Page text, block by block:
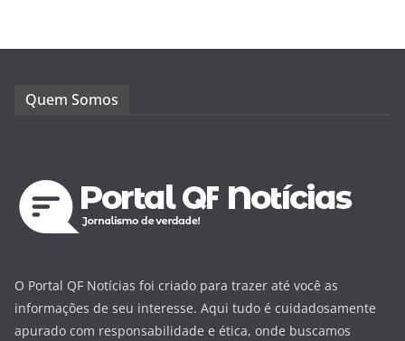
Quem Somos
O Portal QF Notícias foi criado para trazer até você as
informações de seu interesse. Aqui tudo é cuidadosamente
apurado com responsabilidade e ética, onde buscamos